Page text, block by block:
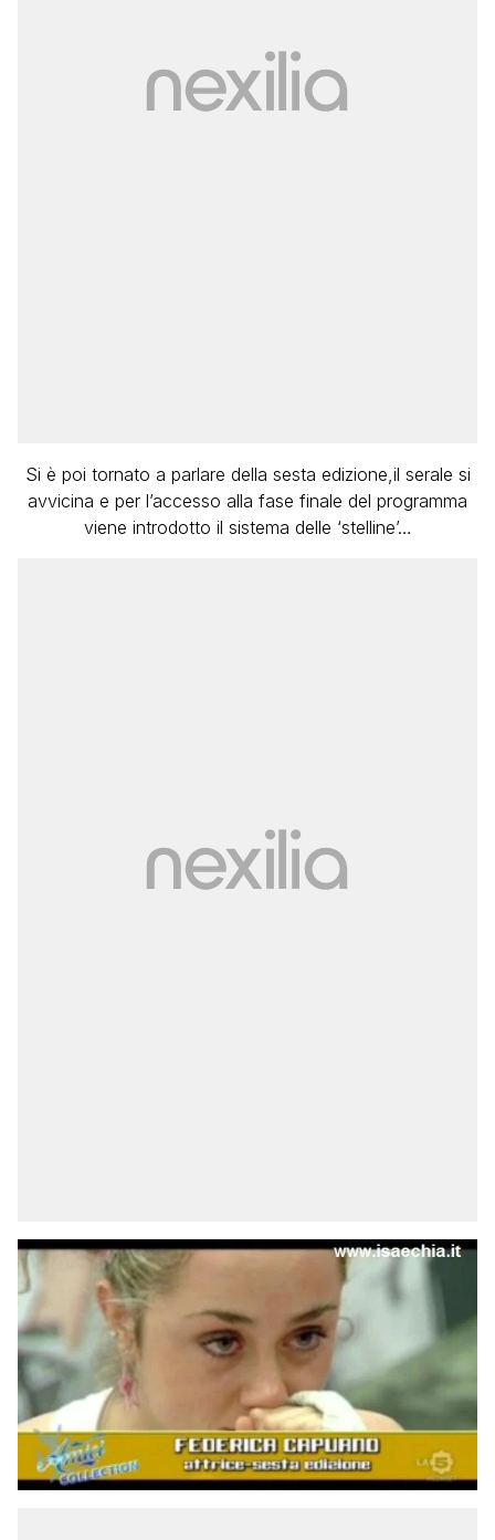
Si è poi tornato a parlare della sesta edizione,il serale si
avvicina e per l’accesso alla fase finale del programma
viene introdotto il sistema delle ‘stelline’…